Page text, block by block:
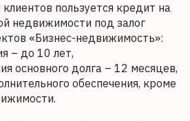
пользуется кредит на
недвижимости под залог
«Бизнес-недвижимость»:
– до 10 лет,
основного долга – 12 месяцев,
обеспечения, кроме